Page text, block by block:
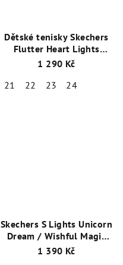
Dětské tenisky Skechers
Flutter Heart Lights
SIMPLY LOVE
1 290 Kč
21
22 23 24
Skechers S Lights Unicorn
Dream / Wishful Magic
302299L/PKTQ
1 390 Kč